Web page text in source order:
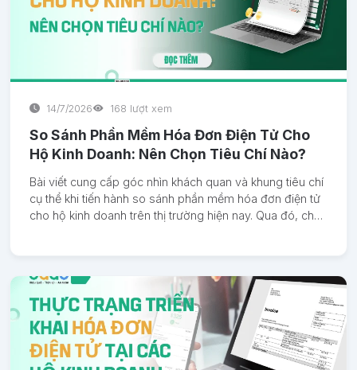
14/7/2026 168 lượt xem
So Sánh Phần Mềm Hóa Đơn Điện Tử Cho
Hộ Kinh Doanh: Nên Chọn Tiêu Chí Nào?
Bài viết cung cấp góc nhìn khách quan và khung tiêu chí
cụ thể khi tiến hành so sánh phần mềm hóa đơn điện tử
cho hộ kinh doanh trên thị trường hiện nay. Qua đó, chủ
cho mô hình kinh doanh cá thể.